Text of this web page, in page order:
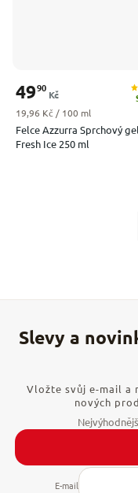
Felce Azzurra Sprchový
Fresh Ice 250 ml
4990
Kč
Měrná cena:
19,96 Kč / 100 ml
Vložte svůj e-mail a
nových
E-mail